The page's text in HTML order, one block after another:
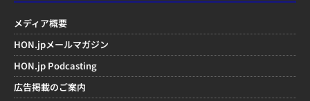
メディア概要
HON.jpメールマガジン
HON.jp Podcasting
広告掲載のご案内